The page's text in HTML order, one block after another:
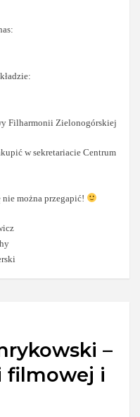
Filharmonii Zielonogórskiej
w sekretariacie Centrum
nie można przegapić!
–
filmowej i